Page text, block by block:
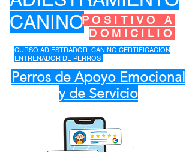
CANINOPOSITIVO A
DOMICILIO
Perros de Apoyo Emocional
y de Servicio
CURSO ADIESTRADOR CANINO CERTIFICACION
ENTRENADOR DE PERROS